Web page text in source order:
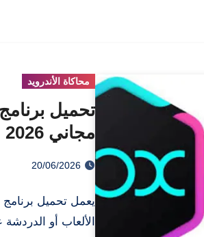
محاكاة الأندرويد
مجاني 2026
20/06/2026
الألعاب أو